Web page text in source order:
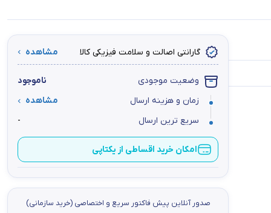
گارانتی اصالت و سلامت فیزیکی کالا مشاهده
وضعیت موجودی
ناموجود
زمان و هزینه ارسال
مشاهده
سریع ترین ارسال
-
امکان خرید اقساطی از یکتاپی
صدور آنلاین پيش فاكتور سریع و اختصاصي (خرید سازمانی)